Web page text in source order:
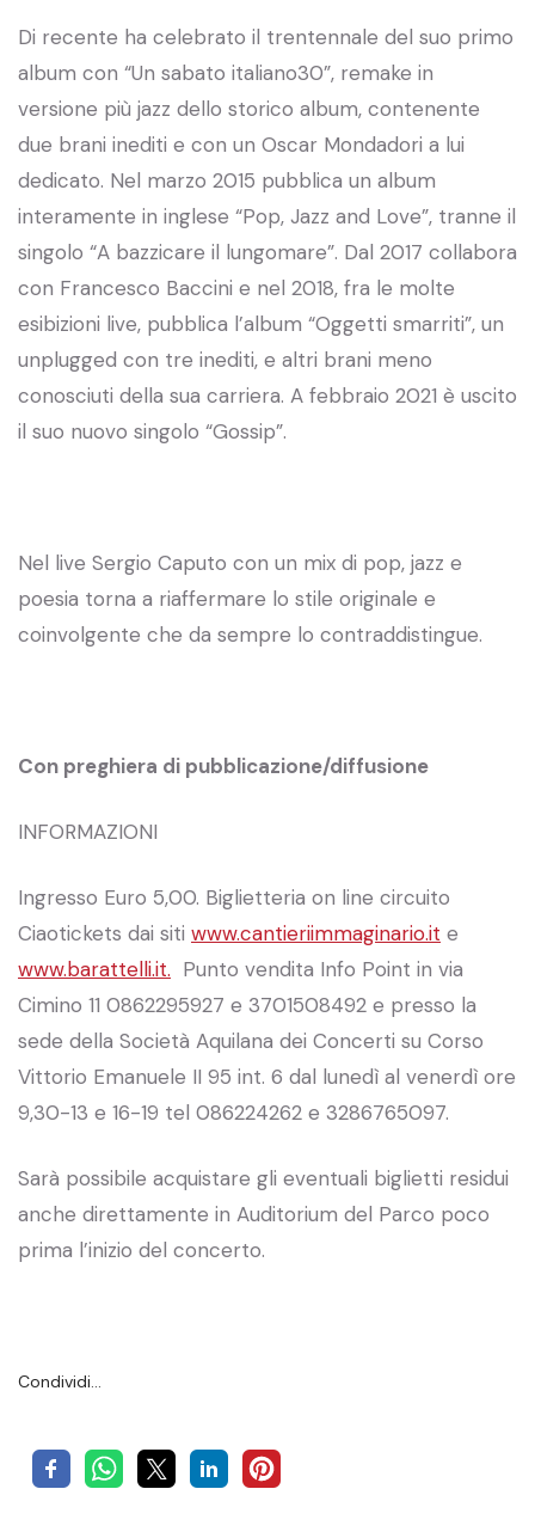
Di recente ha celebrato il trentennale del suo primo
album con “Un sabato italiano30”, remake in
versione più jazz dello storico album, contenente
due brani inediti e con un Oscar Mondadori a lui
dedicato. Nel marzo 2015 pubblica un album
interamente in inglese “Pop, Jazz and Love”, tranne il
singolo “A bazzicare il lungomare”. Dal 2017 collabora
con Francesco Baccini e nel 2018, fra le molte
esibizioni live, pubblica l’album “Oggetti smarriti”, un
unplugged con tre inediti, e altri brani meno
conosciuti della sua carriera. A febbraio 2021 è uscito
il suo nuovo singolo “Gossip”.
Nel live Sergio Caputo con un mix di pop, jazz e
poesia torna a riaffermare lo stile originale e
coinvolgente che da sempre lo contraddistingue.
Con preghiera di pubblicazione/diffusione
INFORMAZIONI
Ingresso Euro 5,00. Biglietteria on line circuito
Ciaotickets dai siti www.cantieriimmaginario.it e
www.barattelli.it. Punto vendita Info Point in via
Cimino 11 0862295927 e 3701508492 e presso la
sede della Società Aquilana dei Concerti su Corso
Vittorio Emanuele II 95 int. 6 dal lunedì al venerdì ore
9,30-13 e 16-19 tel 086224262 e 3286765097.
Sarà possibile acquistare gli eventuali biglietti residui
anche direttamente in Auditorium del Parco poco
prima l’inizio del concerto.
Condividi…